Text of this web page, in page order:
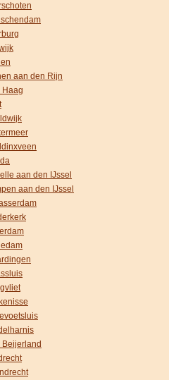
aan den Rijn
Haag
aan den IJssel
aan den IJssel
Beijerland